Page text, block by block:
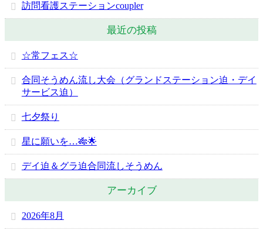
訪問看護ステーションcoupler
最近の投稿
☆常フェス☆
合同そうめん流し大会（グランドステーション迫・デイ
サービス迫）
七夕祭り
星に願いを…🎋🌟
デイ迫＆グラ迫合同流しそうめん
アーカイブ
2026年8月